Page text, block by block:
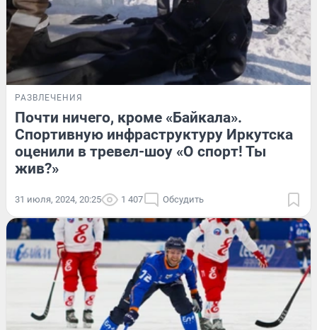
РАЗВЛЕЧЕНИЯ
Почти ничего, кроме «Байкала».
Спортивную инфраструктуру Иркутска
оценили в тревел-шоу «О спорт! Ты
жив?»
31 июля, 2024, 20:25 1 407 Обсудить